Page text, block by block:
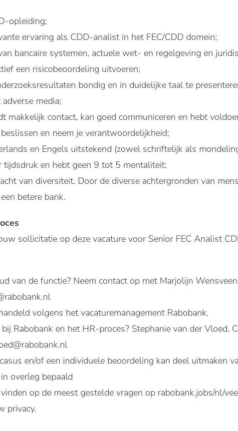
opleiding;
ervaring als CDD-analist in het FEC/CDD domein;
bancaire systemen, actuele wet- en regelgeving en
een risicobeoordeling uitvoeren;
bondig en in duidelijke taal te
media;
makkelijk contact, kan goed communiceren en hebt
en neem je verantwoordelijkheid;
en Engels uitstekend (zowel schriftelijk als
tijdsdruk en hebt geen 9 tot 5 mentaliteit;
van diversiteit. Door de diverse achtergronden van
betere bank.
sollicitatie op deze vacature voor Senior FEC Analist
van de functie? Neem contact op met Marjolijn
volgens het vacaturemanagement Rabobank.
Rabobank en het HR-proces? Stephanie van der Vloed,
en/of een individuele beoordeling kan deel uitmaken
overleg bepaald
op de meest gestelde vragen op rabobank.jobs/nl/
privacy.